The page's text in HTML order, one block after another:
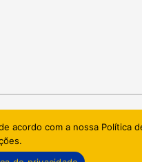
& DATACENTER LTDA
com a nossa Política